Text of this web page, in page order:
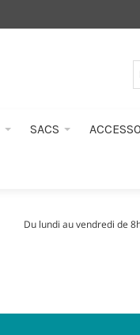
SACS
Du lundi au vendredi de